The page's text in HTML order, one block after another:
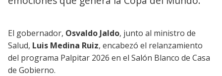
El gobernador, Osvaldo Jaldo, junto al ministro de
Salud, Luis Medina Ruiz, encabezó el relanzamiento
del programa Palpitar 2026 en el Salón Blanco de Casa
de Gobierno.